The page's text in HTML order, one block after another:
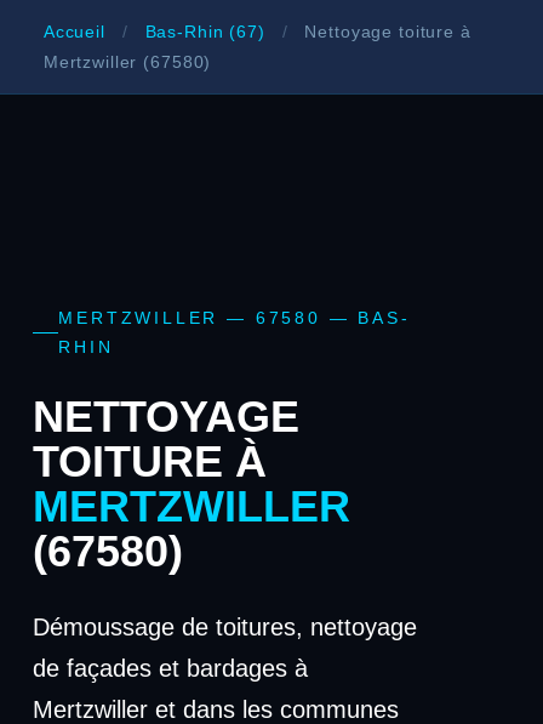
Accueil / Bas-Rhin (67) /
Nettoyage toiture à
Mertzwiller (67580)
MERTZWILLER — 67580 — BAS-
RHIN
NETTOYAGE
TOITURE À
MERTZWILLER
(67580)
Démoussage de toitures, nettoyage
de façades et bardages à
Mertzwiller et dans les communes